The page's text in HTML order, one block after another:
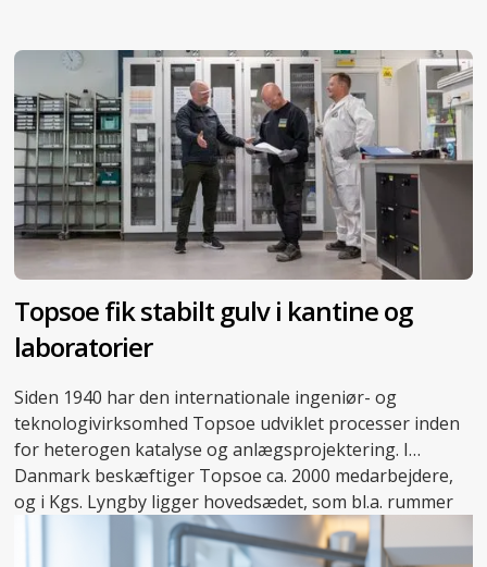
Topsoe fik stabilt gulv i kantine og
laboratorier
Siden 1940 har den internationale ingeniør- og
teknologivirksomhed Topsoe udviklet processer inden
for heterogen katalyse og anlægsprojektering. I
Danmark beskæftiger Topsoe ca. 2000 medarbejdere,
og i Kgs. Lyngby ligger hovedsædet, som bl.a. rummer
adskillige laboratorier, der danner rammen om
virksomhedens forskningsarbejde.